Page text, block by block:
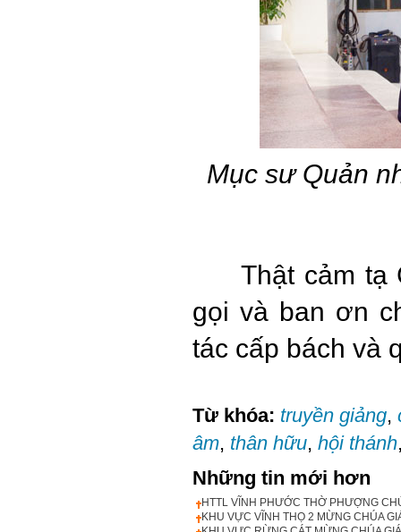
Mục sư Quản
Thật cảm tạ
gọi và ban ơn
tác cấp bách và
Từ khóa: truyền giảng,
âm, thân hữu, hội thánh
Những tin mới hơn
HTTL VĨNH PHƯỚC THỜ PHƯỢNG
KHU VỰC VĨNH THỌ 2 MỪNG CHÚA